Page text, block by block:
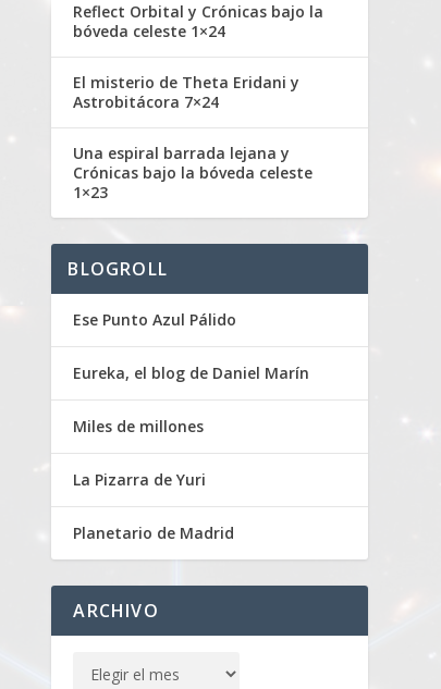
Reflect Orbital y Crónicas bajo la
bóveda celeste 1×24
El misterio de Theta Eridani y
Astrobitácora 7×24
Una espiral barrada lejana y
Crónicas bajo la bóveda celeste
1×23
BLOGROLL
Ese Punto Azul Pálido
Eureka, el blog de Daniel Marín
Miles de millones
La Pizarra de Yuri
Planetario de Madrid
ARCHIVO